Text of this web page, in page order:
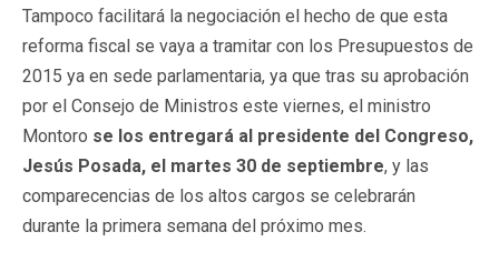
Tampoco facilitará la negociación el hecho de que esta
reforma fiscal se vaya a tramitar con los Presupuestos de
2015 ya en sede parlamentaria, ya que tras su aprobación
por el Consejo de Ministros este viernes, el ministro
Montoro se los entregará al presidente del Congreso,
Jesús Posada, el martes 30 de septiembre, y las
comparecencias de los altos cargos se celebrarán
durante la primera semana del próximo mes.